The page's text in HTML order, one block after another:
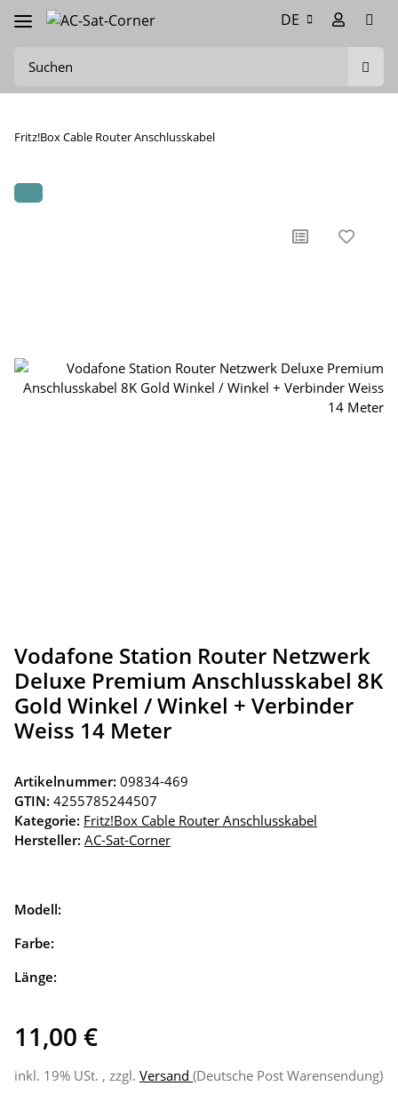
DE
Fritz!Box Cable Router Anschlusskabel
Vodafone Station Router Netzwerk
Deluxe Premium Anschlusskabel 8K
Gold Winkel / Winkel + Verbinder
Weiss 14 Meter
Artikelnummer: 09834-469
GTIN: 4255785244507
Kategorie: Fritz!Box Cable Router Anschlusskabel
Hersteller: AC-Sat-Corner
Modell:
Farbe:
Länge:
11,00 €
inkl. 19% USt. , zzgl. Versand (Deutsche Post Warensendung)